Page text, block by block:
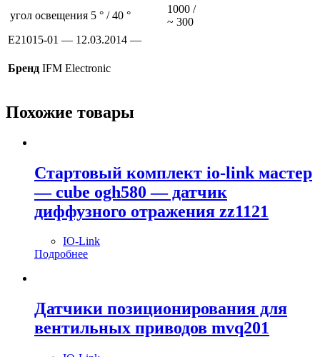
угол освещения 5 ° / 40 °
1000 /
~ 300
E21015-01 — 12.03.2014 —
Бренд IFM Electronic
Похожие товары
Стартовый комплект io-link мастер
— cube ogh580 — датчик
диффузного отражения zz1121
IO-Link
Подробнее
Датчики позиционирования для
вентильных приводов mvq201